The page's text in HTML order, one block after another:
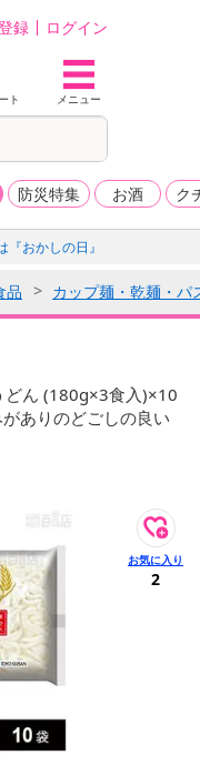
録 ログイン
ト メニュー
防災特集 お酒 ク
おかしの日』
品 カップ麺・乾麺・パ
どん (180g×3食入)×10
ありのどごしの良い
2